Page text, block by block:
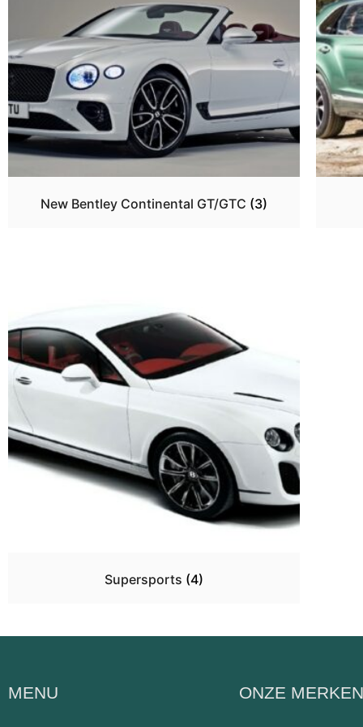
New Bentley Continental GT/GTC (3)
Supersports (4)
MENU ONZE MERKEN